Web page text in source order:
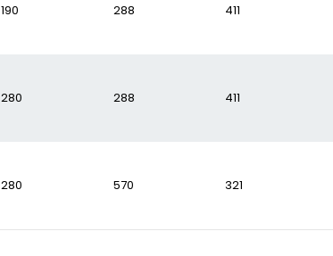
190 288 411
280 288 411
280 570 321